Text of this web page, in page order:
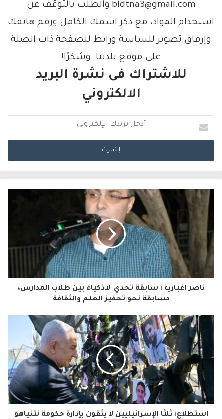
bldtna3@gmail.com والطلب بالتوقف عن
استخدام المواد، مع ذكر اسمك الكامل ورقم هاتفك
وإرفاق تصوير للشاشة ورابط للصفحة ذات الصلة
على موقع بلدتنا. وشكرًا!
للاشتراك فى نشرة البريد
الالكتروني
د
خ
ي
ك
ا
إ
ل
و
ناصر اغبارية : سابقة تحدي الأذكياء بين طلاب المدارس،
مسابقة نحو تحفيز العلم والثقافة
استطلاع: ثلثا الإسرائيليين لا يثقون بإدارة حكومة نتنياهو